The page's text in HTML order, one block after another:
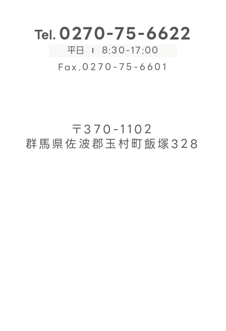
Tel. 0270-75-6622
平日
8:30-17:00
Fax.0270-75-6601
〒370-1102
群馬県佐波郡玉村町飯塚328